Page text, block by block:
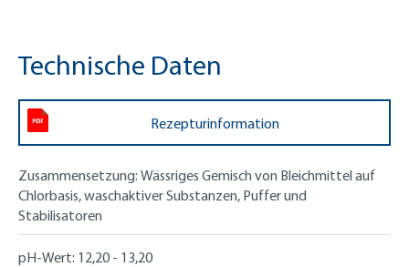
Technische Daten
Rezepturinformation
Zusammensetzung: Wässriges Gemisch von Bleichmittel auf
Chlorbasis, waschaktiver Substanzen, Puffer und
Stabilisatoren
pH-Wert: 12,20 - 13,20